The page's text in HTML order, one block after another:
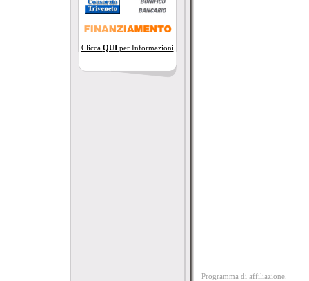
Clicca QUIper Informazioni
Programma di affiliazione.